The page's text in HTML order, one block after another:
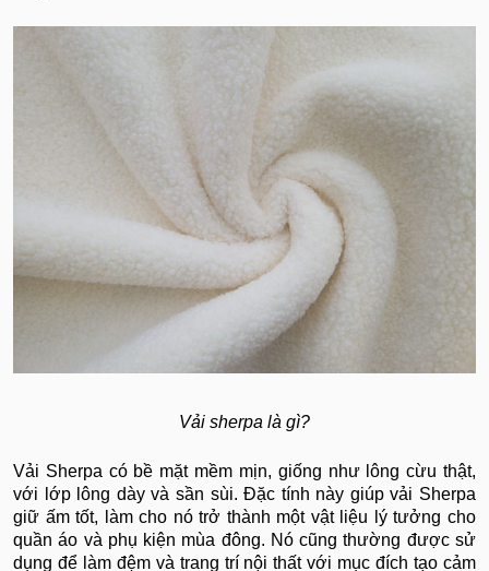
Vải sherpa là gì?
Vải Sherpa có bề mặt mềm mịn, giống như lông cừu thật,
với lớp lông dày và sần sùi. Đặc tính này giúp vải Sherpa
giữ ấm tốt, làm cho nó trở thành một vật liệu lý tưởng cho
quần áo và phụ kiện mùa đông. Nó cũng thường được sử
dụng để làm đệm và trang trí nội thất với mục đích tạo cảm